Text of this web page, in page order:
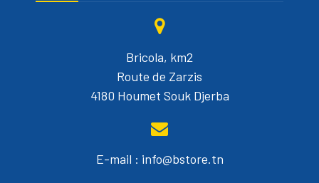
Bricola, km2
Route de Zarzis
4180 Houmet Souk Djerba
E-mail : info@bstore.tn